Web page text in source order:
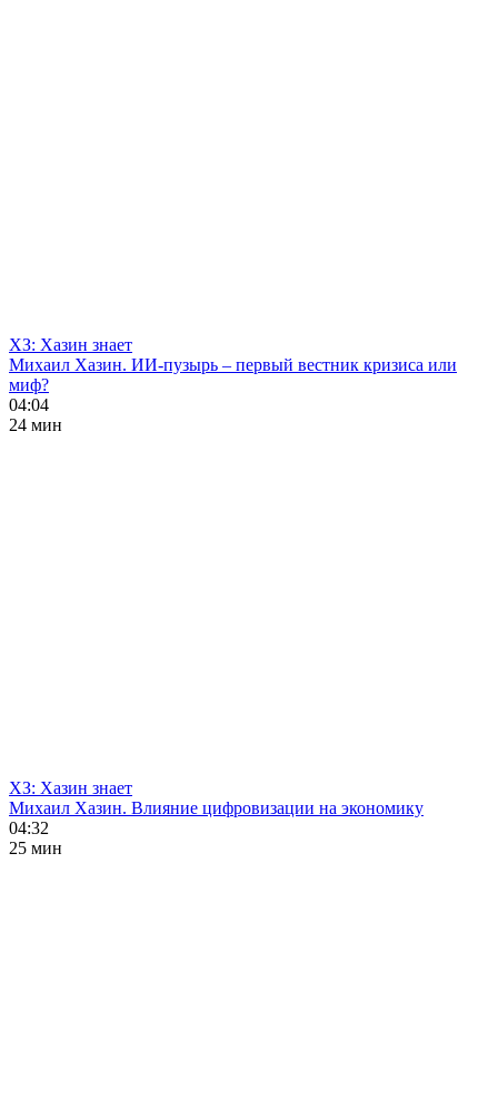
ХЗ: Хазин знает
Михаил Хазин. ИИ-пузырь – первый вестник кризиса или
миф?
04:04
24 мин
ХЗ: Хазин знает
Михаил Хазин. Влияние цифровизации на экономику
04:32
25 мин